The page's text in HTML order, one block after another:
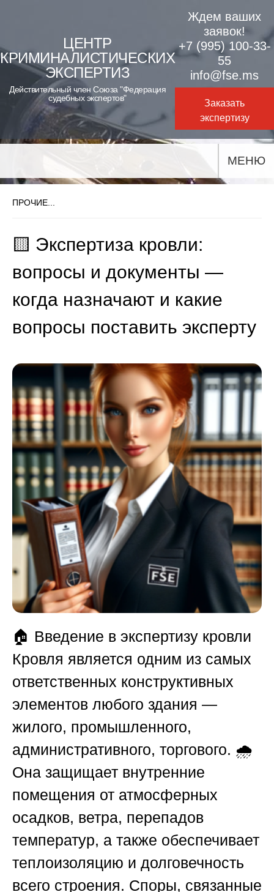
content
ЦЕНТР
КРИМИНАЛИСТИЧЕСКИХ
ЭКСПЕРТИЗ
Действительный член Союза "Федерация
судебных экспертов"
Ждем ваших
заявок!
+7 (995) 100-33-
55
info@fse.ms
Заказать
экспертизу
МЕНЮ
ПРОЧИЕ...
🟨 Экспертиза кровли:
вопросы и документы —
когда назначают и какие
вопросы поставить эксперту
🏠 Введение в экспертизу кровли
Кровля является одним из самых
ответственных конструктивных
элементов любого здания —
жилого, промышленного,
административного, торгового. 🌧️
Она защищает внутренние
помещения от атмосферных
осадков, ветра, перепадов
температур, а также обеспечивает
теплоизоляцию и долговечность
всего строения. Споры, связанные